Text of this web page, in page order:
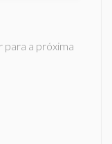
para a próxima